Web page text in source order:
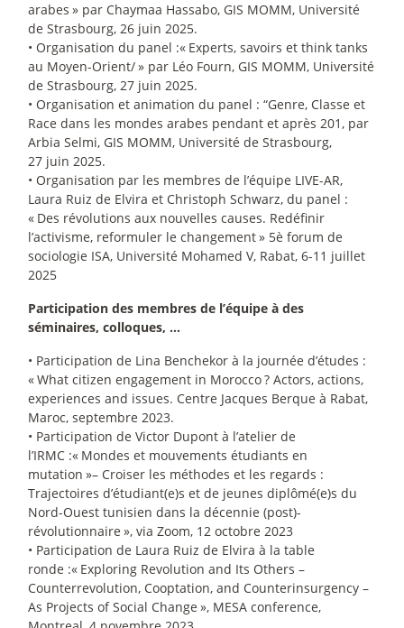
arabes » par Chaymaa Hassabo, GIS MOMM, Université
de Strasbourg, 26 juin 2025.
• Organisation du panel :« Experts, savoirs et think tanks
au Moyen-Orient/» par Léo Fourn, GIS MOMM, Université
de Strasbourg, 27 juin 2025.
• Organisation et animation du panel : “Genre, Classe et
Race dans les mondes arabes pendant et après 201, par
Arbia Selmi, GIS MOMM, Université de Strasbourg,
27 juin 2025.
• Organisation par les membres de l’équipe LIVE-AR,
Laura Ruiz de Elvira et Christoph Schwarz, du panel :
« Des révolutions aux nouvelles causes. Redéfinir
l’activisme, reformuler le changement» 5è forum de
sociologie ISA, Université Mohamed V, Rabat, 6-11 juillet
2025
Participation des membres de l’équipe à des
séminaires, colloques, …
• Participation de Lina Benchekor à la journée d’études :
«What citizen engagement in Morocco? Actors, actions,
experiences and issues. Centre Jacques Berque à Rabat,
Maroc, septembre 2023.
• Participation de Victor Dupont à l’atelier de
l’IRMC :« Mondes et mouvements étudiants en
mutation »– Croiser les méthodes et les regards :
Trajectoires d’étudiant(e)s et de jeunes diplômé(e)s du
Nord-Ouest tunisien dans la décennie (post)-
révolutionnaire », via Zoom, 12 octobre 2023
• Participation de Laura Ruiz de Elvira à la table
ronde :« Exploring Revolution and Its Others –
Counterrevolution, Cooptation, and Counterinsurgency –
As Projects of Social Change », MESA conference,